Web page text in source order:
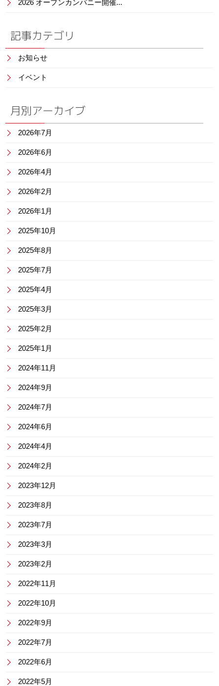
2026 オープンカンパニー開催...
記事カテゴリ
お知らせ
イベント
月別アーカイブ
2026年7月
2026年6月
2026年4月
2026年2月
2026年1月
2025年10月
2025年8月
2025年7月
2025年4月
2025年3月
2025年2月
2025年1月
2024年11月
2024年9月
2024年7月
2024年6月
2024年4月
2024年2月
2023年12月
2023年8月
2023年7月
2023年3月
2023年2月
2022年11月
2022年10月
2022年9月
2022年7月
2022年6月
2022年5月